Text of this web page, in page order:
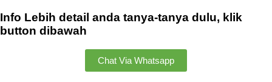
Info Lebih detail anda tanya-tanya dulu, klik
button dibawah
Chat Via Whatsapp